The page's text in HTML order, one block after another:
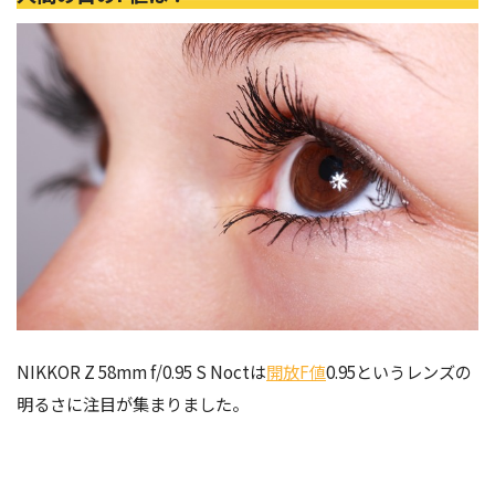
NIKKOR Z 58mm f/0.95 S Noctは開放F値0.95というレンズの
明るさに注目が集まりました。